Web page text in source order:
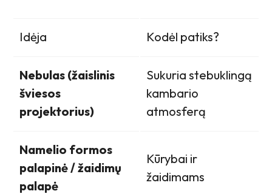
Idėja Kodėl patiks?
Nebulas (žaislinis
šviesos
projektorius)
Sukuria stebuklingą
kambario
atmosferą
Namelio formos
palapinė / žaidimų
palapė
Kūrybai ir
žaidimams